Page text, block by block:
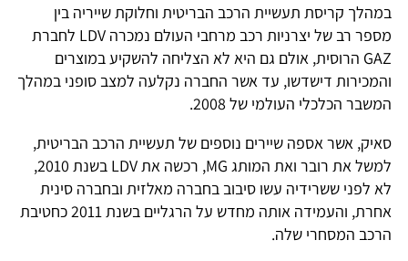
במהלך קריסת תעשיית הרכב הבריטית וחלוקת שייריה בין
מספר רב של יצרניות רכב מרחבי העולם נמכרה LDV לחברת
GAZ הרוסית, אולם גם היא לא הצליחה להשקיע במוצרים
והמכירות דישדשו, עד אשר החברה נקלעה למצב סופני במהלך
המשבר הכלכלי העולמי של 2008.
סאיק, אשר אספה שיירים נוספים של תעשיית הרכב הבריטית,
למשל את רובר ואת המותג MG, רכשה את LDV בשנת 2010,
לא לפני ששרידיה עשו סיבוב בחברה מאלזית ובחברה סינית
אחרת, והעמידה אותה מחדש על הרגליים בשנת 2011 כחטיבת
הרכב המסחרי שלה.